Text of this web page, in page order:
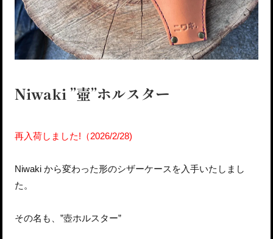
Niwaki ”壺”ホルスター
再入荷しました!（2026/2/28)
Niwaki から変わった形のシザーケースを入手いたしまし
た。
その名も、”壺ホルスター”